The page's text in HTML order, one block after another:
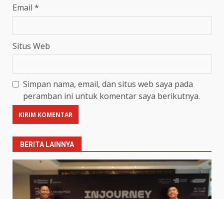
Email *
Situs Web
Simpan nama, email, dan situs web saya pada
peramban ini untuk komentar saya berikutnya.
BERITA LAINNYA